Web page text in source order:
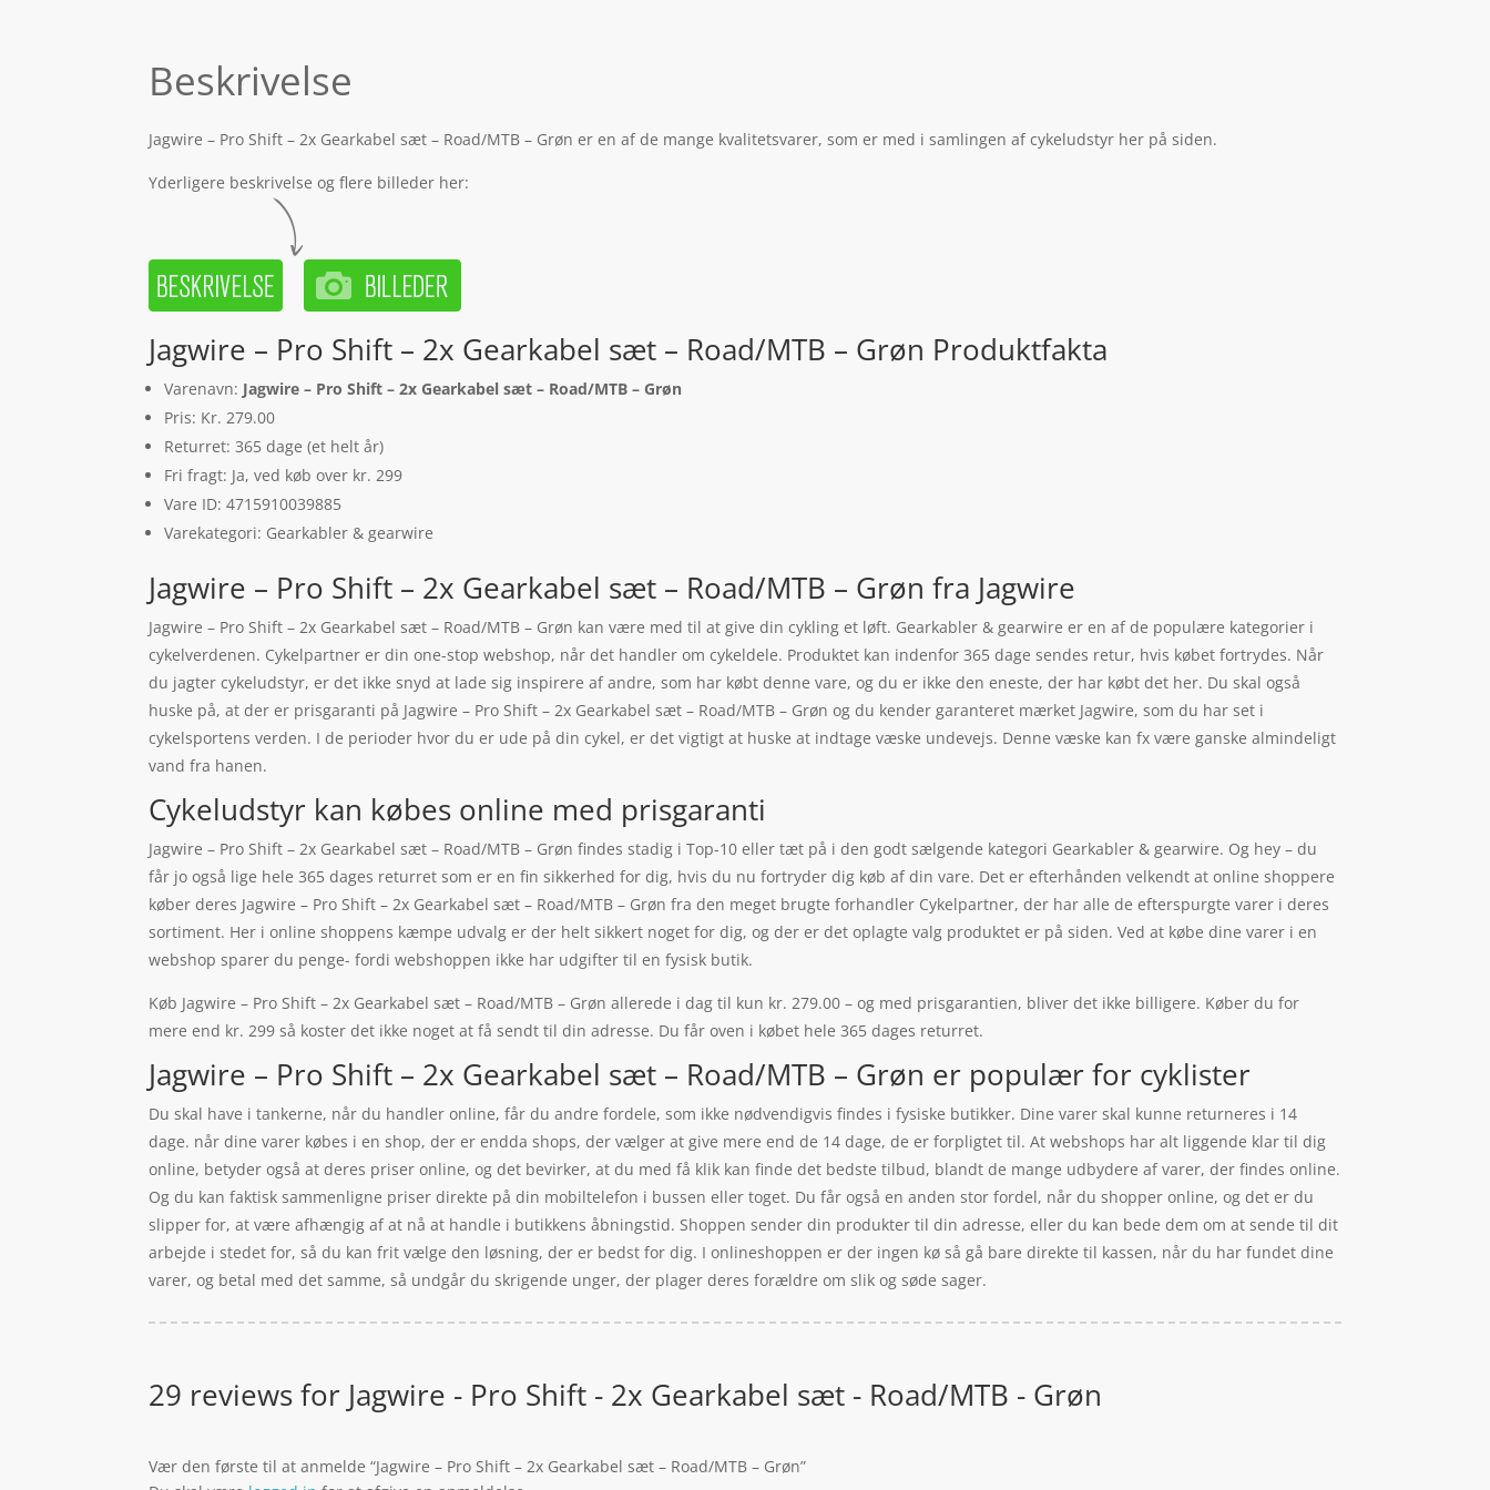
Beskrivelse
Jagwire – Pro Shift – 2x Gearkabel sæt – Road/MTB – Grøn er en af de mange kvalitetsvarer, som er med i samlingen af cykeludstyr her på siden.
Yderligere beskrivelse og flere billeder her:
Jagwire – Pro Shift – 2x Gearkabel sæt – Road/MTB – Grøn Produktfakta
Varenavn: Jagwire – Pro Shift – 2x Gearkabel sæt – Road/MTB – Grøn
Pris: Kr. 279.00
Returret: 365 dage (et helt år)
Fri fragt: Ja, ved køb over kr. 299
Vare ID: 4715910039885
Varekategori: Gearkabler & gearwire
Jagwire – Pro Shift – 2x Gearkabel sæt – Road/MTB – Grøn fra Jagwire
Jagwire – Pro Shift – 2x Gearkabel sæt – Road/MTB – Grøn kan være med til at give din cykling et løft. Gearkabler & gearwire er en af de populære kategorier i
cykelverdenen. Cykelpartner er din one-stop webshop, når det handler om cykeldele. Produktet kan indenfor 365 dage sendes retur, hvis købet fortrydes. Når
du jagter cykeludstyr, er det ikke snyd at lade sig inspirere af andre, som har købt denne vare, og du er ikke den eneste, der har købt det her. Du skal også
huske på, at der er prisgaranti på Jagwire – Pro Shift – 2x Gearkabel sæt – Road/MTB – Grøn og du kender garanteret mærket Jagwire, som du har set i
cykelsportens verden. I de perioder hvor du er ude på din cykel, er det vigtigt at huske at indtage væske undevejs. Denne væske kan fx være ganske almindeligt
vand fra hanen.
Cykeludstyr kan købes online med prisgaranti
Jagwire – Pro Shift – 2x Gearkabel sæt – Road/MTB – Grøn findes stadig i Top-10 eller tæt på i den godt sælgende kategori Gearkabler & gearwire. Og hey – du
får jo også lige hele 365 dages returret som er en fin sikkerhed for dig, hvis du nu fortryder dig køb af din vare. Det er efterhånden velkendt at online shoppere
køber deres Jagwire – Pro Shift – 2x Gearkabel sæt – Road/MTB – Grøn fra den meget brugte forhandler Cykelpartner, der har alle de efterspurgte varer i deres
sortiment. Her i online shoppens kæmpe udvalg er der helt sikkert noget for dig, og der er det oplagte valg produktet er på siden. Ved at købe dine varer i en
webshop sparer du penge- fordi webshoppen ikke har udgifter til en fysisk butik.
Køb Jagwire – Pro Shift – 2x Gearkabel sæt – Road/MTB – Grøn allerede i dag til kun kr. 279.00 – og med prisgarantien, bliver det ikke billigere. Køber du for
mere end kr. 299 så koster det ikke noget at få sendt til din adresse. Du får oven i købet hele 365 dages returret.
Jagwire – Pro Shift – 2x Gearkabel sæt – Road/MTB – Grøn er populær for cyklister
Du skal have i tankerne, når du handler online, får du andre fordele, som ikke nødvendigvis findes i fysiske butikker. Dine varer skal kunne returneres i 14
dage. når dine varer købes i en shop, der er endda shops, der vælger at give mere end de 14 dage, de er forpligtet til. At webshops har alt liggende klar til dig
online, betyder også at deres priser online, og det bevirker, at du med få klik kan finde det bedste tilbud, blandt de mange udbydere af varer, der findes online.
Og du kan faktisk sammenligne priser direkte på din mobiltelefon i bussen eller toget. Du får også en anden stor fordel, når du shopper online, og det er du
slipper for, at være afhængig af at nå at handle i butikkens åbningstid. Shoppen sender din produkter til din adresse, eller du kan bede dem om at sende til dit
arbejde i stedet for, så du kan frit vælge den løsning, der er bedst for dig. I onlineshoppen er der ingen kø så gå bare direkte til kassen, når du har fundet dine
varer, og betal med det samme, så undgår du skrigende unger, der plager deres forældre om slik og søde sager.
29 reviews for Jagwire - Pro Shift - 2x Gearkabel sæt - Road/MTB - Grøn
Vær den første til at anmelde “Jagwire – Pro Shift – 2x Gearkabel sæt – Road/MTB – Grøn”